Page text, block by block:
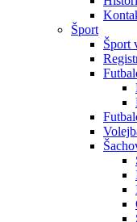
Šport
Šport